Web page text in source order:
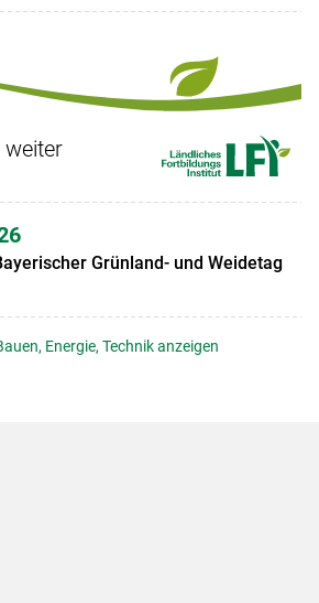
weiter
Grünland- und Weidetag
Energie, Technik anzeigen